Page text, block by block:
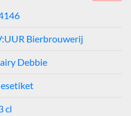
Bierbrouwerij
Debbie
cl